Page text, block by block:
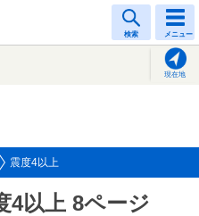
検索 メニュー
現在地
震度4以上
4以上 8ページ